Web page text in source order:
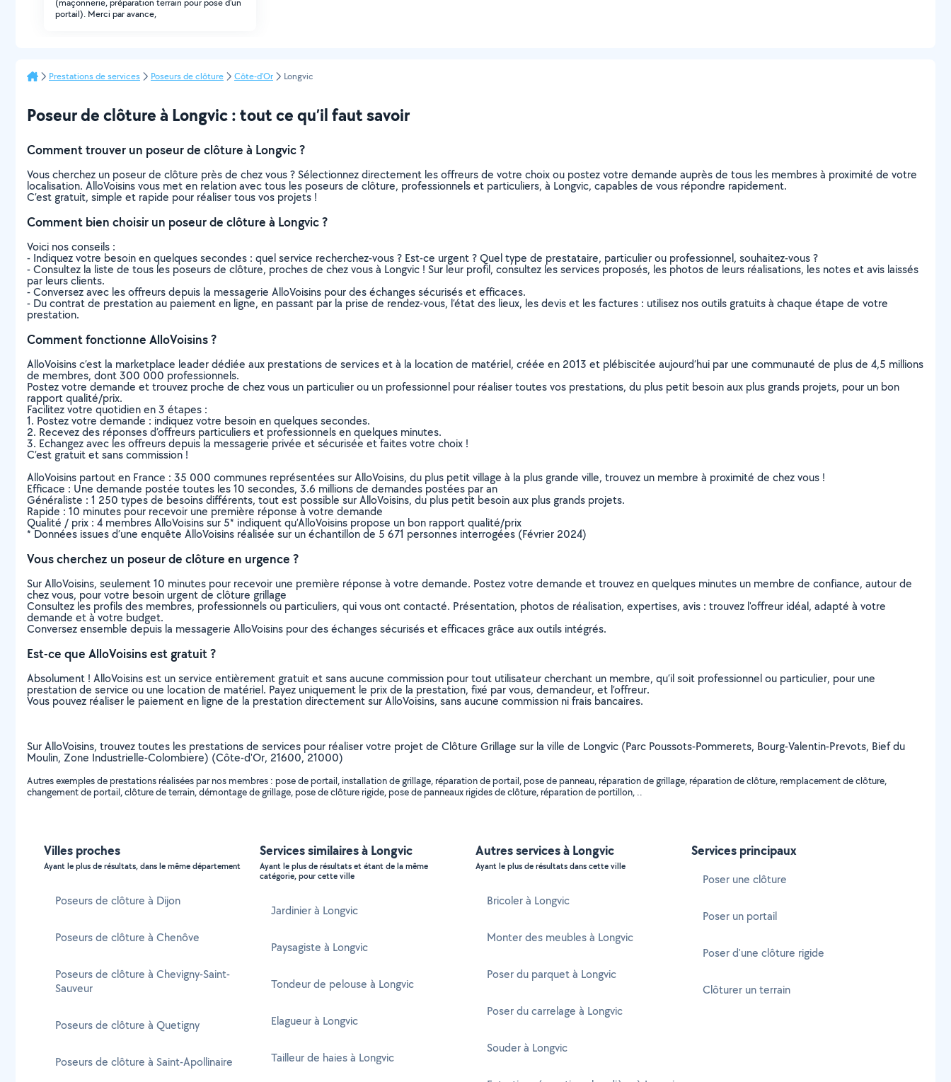
(maçonnerie, préparation terrain pour pose d'un
portail). Merci par avance,
Prestations de services Poseurs de clôture Côte-d'Or Longvic
Poseur de clôture à Longvic : tout ce qu’il faut savoir
Comment trouver un poseur de clôture à Longvic ?
Vous cherchez un poseur de clôture près de chez vous ? Sélectionnez directement les offreurs de votre choix ou postez votre demande auprès de tous les membres à proximité de votre
localisation. AlloVoisins vous met en relation avec tous les poseurs de clôture, professionnels et particuliers, à Longvic, capables de vous répondre rapidement.
C’est gratuit, simple et rapide pour réaliser tous vos projets !
Comment bien choisir un poseur de clôture à Longvic ?
Voici nos conseils :
- Indiquez votre besoin en quelques secondes : quel service recherchez-vous ? Est-ce urgent ? Quel type de prestataire, particulier ou professionnel, souhaitez-vous ?
- Consultez la liste de tous les poseurs de clôture, proches de chez vous à Longvic ! Sur leur profil, consultez les services proposés, les photos de leurs réalisations, les notes et avis laissés
par leurs clients.
- Conversez avec les offreurs depuis la messagerie AlloVoisins pour des échanges sécurisés et efficaces.
- Du contrat de prestation au paiement en ligne, en passant par la prise de rendez-vous, l’état des lieux, les devis et les factures : utilisez nos outils gratuits à chaque étape de votre
prestation.
Comment fonctionne AlloVoisins ?
AlloVoisins c’est la marketplace leader dédiée aux prestations de services et à la location de matériel, créée en 2013 et plébiscitée aujourd’hui par une communauté de plus de 4,5 millions
de membres, dont 300 000 professionnels.
Postez votre demande et trouvez proche de chez vous un particulier ou un professionnel pour réaliser toutes vos prestations, du plus petit besoin aux plus grands projets, pour un bon
rapport qualité/prix.
Facilitez votre quotidien en 3 étapes :
1. Postez votre demande : indiquez votre besoin en quelques secondes.
2. Recevez des réponses d’offreurs particuliers et professionnels en quelques minutes.
3. Echangez avec les offreurs depuis la messagerie privée et sécurisée et faites votre choix !
C’est gratuit et sans commission !
AlloVoisins partout en France : 35 000 communes représentées sur AlloVoisins, du plus petit village à la plus grande ville, trouvez un membre à proximité de chez vous !
Efficace : Une demande postée toutes les 10 secondes, 3.6 millions de demandes postées par an
Généraliste : 1 250 types de besoins différents, tout est possible sur AlloVoisins, du plus petit besoin aux plus grands projets.
Rapide : 10 minutes pour recevoir une première réponse à votre demande
Qualité / prix : 4 membres AlloVoisins sur 5* indiquent qu’AlloVoisins propose un bon rapport qualité/prix
* Données issues d’une enquête AlloVoisins réalisée sur un échantillon de 5 671 personnes interrogées (Février 2024)
Vous cherchez un poseur de clôture en urgence ?
Sur AlloVoisins, seulement 10 minutes pour recevoir une première réponse à votre demande. Postez votre demande et trouvez en quelques minutes un membre de confiance, autour de
chez vous, pour votre besoin urgent de clôture grillage
Consultez les profils des membres, professionnels ou particuliers, qui vous ont contacté. Présentation, photos de réalisation, expertises, avis : trouvez l'offreur idéal, adapté à votre
demande et à votre budget.
Conversez ensemble depuis la messagerie AlloVoisins pour des échanges sécurisés et efficaces grâce aux outils intégrés.
Est-ce que AlloVoisins est gratuit ?
Absolument ! AlloVoisins est un service entièrement gratuit et sans aucune commission pour tout utilisateur cherchant un membre, qu’il soit professionnel ou particulier, pour une
prestation de service ou une location de matériel. Payez uniquement le prix de la prestation, fixé par vous, demandeur, et l’offreur.
Vous pouvez réaliser le paiement en ligne de la prestation directement sur AlloVoisins, sans aucune commission ni frais bancaires.
Sur AlloVoisins, trouvez toutes les prestations de services pour réaliser votre projet de Clôture Grillage sur la ville de Longvic (Parc Poussots-Pommerets, Bourg-Valentin-Prevots, Bief du
Moulin, Zone Industrielle-Colombiere) (Côte-d'Or, 21600, 21000)
Autres exemples de prestations réalisées par nos membres : pose de portail, installation de grillage, réparation de portail, pose de panneau, réparation de grillage, réparation de clôture, remplacement de clôture,
changement de portail, clôture de terrain, démontage de grillage, pose de clôture rigide, pose de panneaux rigides de clôture, réparation de portillon, ..
Villes proches
Ayant le plus de résultats, dans le même département
Poseurs de clôture à Dijon
Poseurs de clôture à Chenôve
Poseurs de clôture à Chevigny-Saint-
Sauveur
Poseurs de clôture à Quetigny
Poseurs de clôture à Saint-Apollinaire
Services similaires à Longvic
Ayant le plus de résultats et étant de la même
catégorie, pour cette ville
Jardinier à Longvic
Paysagiste à Longvic
Tondeur de pelouse à Longvic
Elagueur à Longvic
Tailleur de haies à Longvic
Autres services à Longvic
Ayant le plus de résultats dans cette ville
Bricoler à Longvic
Monter des meubles à Longvic
Poser du parquet à Longvic
Poser du carrelage à Longvic
Souder à Longvic
Services principaux
Poser une clôture
Poser un portail
Poser d'une clôture rigide
Clôturer un terrain